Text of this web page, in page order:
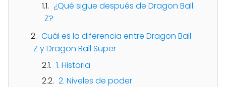
¿Qué sigue después de Dragon Ball
Z?
Cuál es la diferencia entre Dragon Ball
Z y Dragon Ball Super
1. Historia
2. Niveles de poder